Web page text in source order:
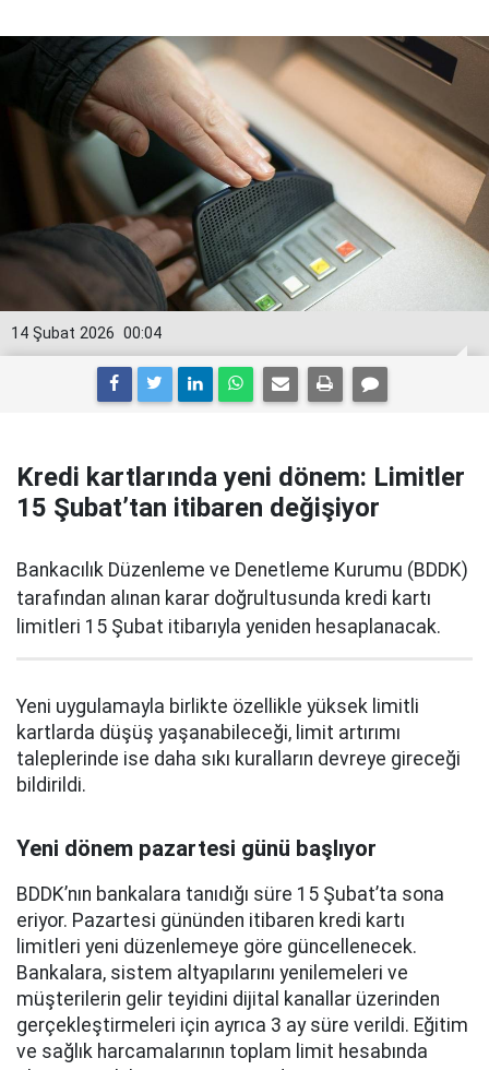
00:04
14 Şubat 2026
Kredi kartlarında yeni dönem: Limitler
15 Şubat’tan itibaren değişiyor
Bankacılık Düzenleme ve Denetleme Kurumu (BDDK)
tarafından alınan karar doğrultusunda kredi kartı
limitleri 15 Şubat itibarıyla yeniden hesaplanacak.
Yeni uygulamayla birlikte özellikle yüksek limitli
kartlarda düşüş yaşanabileceği, limit artırımı
taleplerinde ise daha sıkı kuralların devreye gireceği
bildirildi.
Yeni dönem pazartesi günü başlıyor
BDDK’nın bankalara tanıdığı süre 15 Şubat’ta sona
eriyor. Pazartesi gününden itibaren kredi kartı
limitleri yeni düzenlemeye göre güncellenecek.
Bankalara, sistem altyapılarını yenilemeleri ve
müşterilerin gelir teyidini dijital kanallar üzerinden
gerçekleştirmeleri için ayrıca 3 ay süre verildi. Eğitim
ve sağlık harcamalarının toplam limit hesabında